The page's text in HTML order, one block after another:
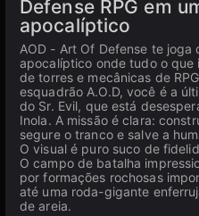
Defense RPG em
apocalíptico
AOD - Art Of Defense te
apocalíptico onde tudo o
de torres e mecânicas de
esquadrão A.O.D, você é a
do Sr. Evil, que está
Inola. A missão é clara:
segure o tranco e salve a
O visual é puro suco de
O campo de batalha
por formações rochosas
até uma roda-gigante
de areia.